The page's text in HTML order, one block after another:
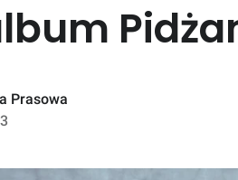
Prasowa